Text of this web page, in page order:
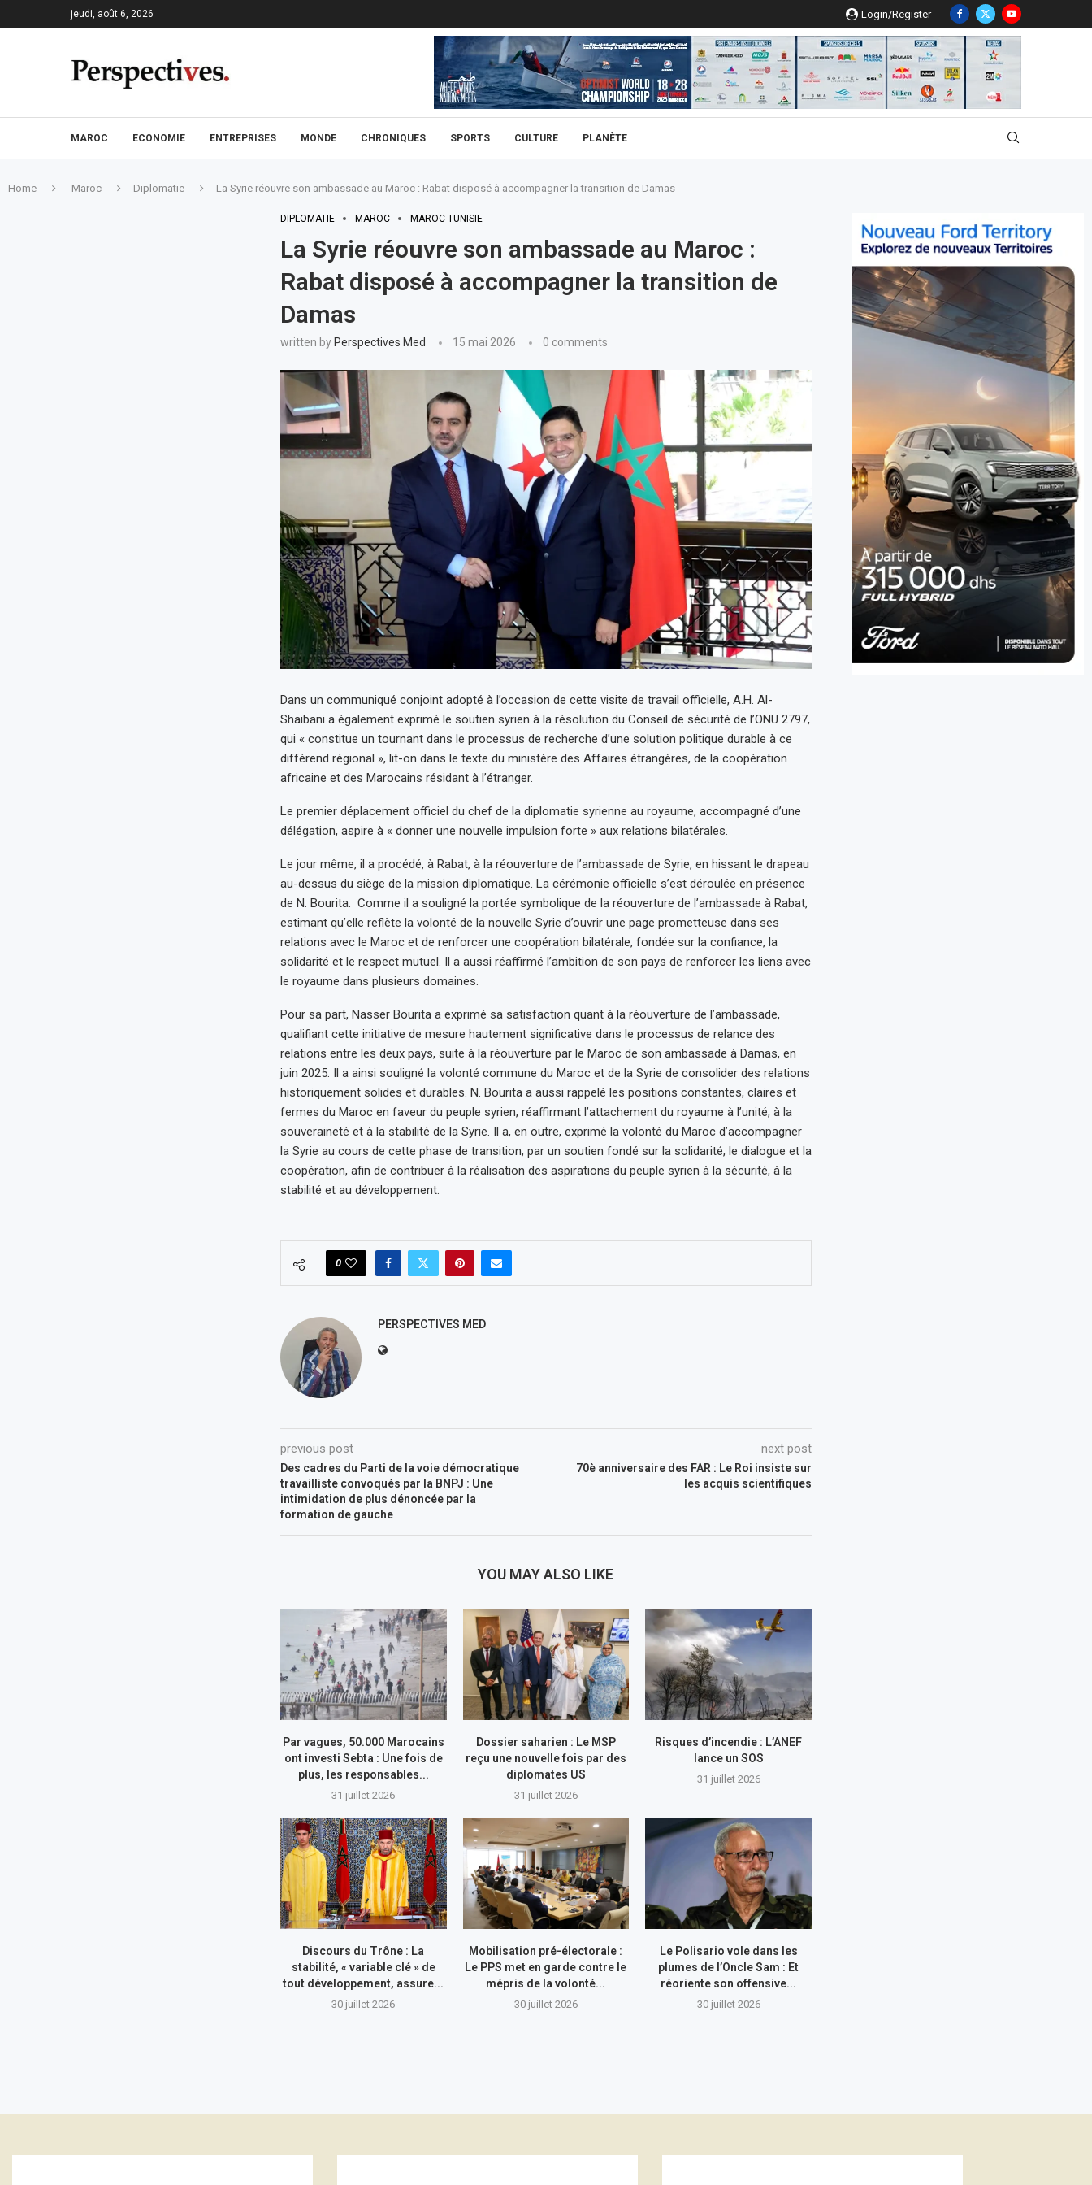
jeudi, août 6, 2026 Login/Register
MAROC ECONOMIE ENTREPRISES MONDE CHRONIQUES SPORTS CULTURE PLANÈTE
Home Maroc Diplomatie La Syrie réouvre son ambassade au Maroc : Rabat disposé à accompagner la transition de Damas
DIPLOMATIE MAROC MAROC-TUNISIE
La Syrie réouvre son ambassade au Maroc :
Rabat disposé à accompagner la transition de
Damas
written by Perspectives Med 15 mai 2026 0 comments
Dans un communiqué conjoint adopté à l’occasion de cette visite de travail officielle, A.H. Al-
Shaibani a également exprimé le soutien syrien à la résolution du Conseil de sécurité de l’ONU 2797,
qui « constitue un tournant dans le processus de recherche d’une solution politique durable à ce
différend régional », lit-on dans le texte du ministère des Affaires étrangères, de la coopération
africaine et des Marocains résidant à l’étranger.
Le premier déplacement officiel du chef de la diplomatie syrienne au royaume, accompagné d’une
délégation, aspire à « donner une nouvelle impulsion forte » aux relations bilatérales.
Le jour même, il a procédé, à Rabat, à la réouverture de l’ambassade de Syrie, en hissant le drapeau
au-dessus du siège de la mission diplomatique. La cérémonie officielle s’est déroulée en présence
de N. Bourita. Comme il a souligné la portée symbolique de la réouverture de l’ambassade à Rabat,
estimant qu’elle reflète la volonté de la nouvelle Syrie d’ouvrir une page prometteuse dans ses
relations avec le Maroc et de renforcer une coopération bilatérale, fondée sur la confiance, la
solidarité et le respect mutuel. Il a aussi réaffirmé l’ambition de son pays de renforcer les liens avec
le royaume dans plusieurs domaines.
Pour sa part, Nasser Bourita a exprimé sa satisfaction quant à la réouverture de l’ambassade,
qualifiant cette initiative de mesure hautement significative dans le processus de relance des
relations entre les deux pays, suite à la réouverture par le Maroc de son ambassade à Damas, en
juin 2025. Il a ainsi souligné la volonté commune du Maroc et de la Syrie de consolider des relations
historiquement solides et durables. N. Bourita a aussi rappelé les positions constantes, claires et
fermes du Maroc en faveur du peuple syrien, réaffirmant l’attachement du royaume à l’unité, à la
souveraineté et à la stabilité de la Syrie. Il a, en outre, exprimé la volonté du Maroc d’accompagner
la Syrie au cours de cette phase de transition, par un soutien fondé sur la solidarité, le dialogue et la
coopération, afin de contribuer à la réalisation des aspirations du peuple syrien à la sécurité, à la
stabilité et au développement.
0
PERSPECTIVES MED
previous post
Des cadres du Parti de la voie démocratique
travailliste convoqués par la BNPJ : Une
intimidation de plus dénoncée par la
formation de gauche
next post
70è anniversaire des FAR : Le Roi insiste sur
les acquis scientifiques
YOU MAY ALSO LIKE
Par vagues, 50.000 Marocains
ont investi Sebta : Une fois de
plus, les responsables...
31 juillet 2026
Dossier saharien : Le MSP
reçu une nouvelle fois par des
diplomates US
31 juillet 2026
Risques d’incendie : L’ANEF
lance un SOS
31 juillet 2026
Discours du Trône : La
stabilité, « variable clé » de
tout développement, assure...
30 juillet 2026
Mobilisation pré-électorale :
Le PPS met en garde contre le
mépris de la volonté...
30 juillet 2026
Le Polisario vole dans les
plumes de l’Oncle Sam : Et
réoriente son offensive...
30 juillet 2026